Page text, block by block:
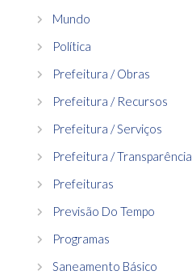
Mundo
Política
Prefeitura / Obras
Prefeitura / Recursos
Prefeitura / Serviços
Prefeitura / Transparência
Prefeituras
Previsão Do Tempo
Programas
Saneamento Básico